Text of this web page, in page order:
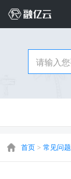
首页 > 常见问题